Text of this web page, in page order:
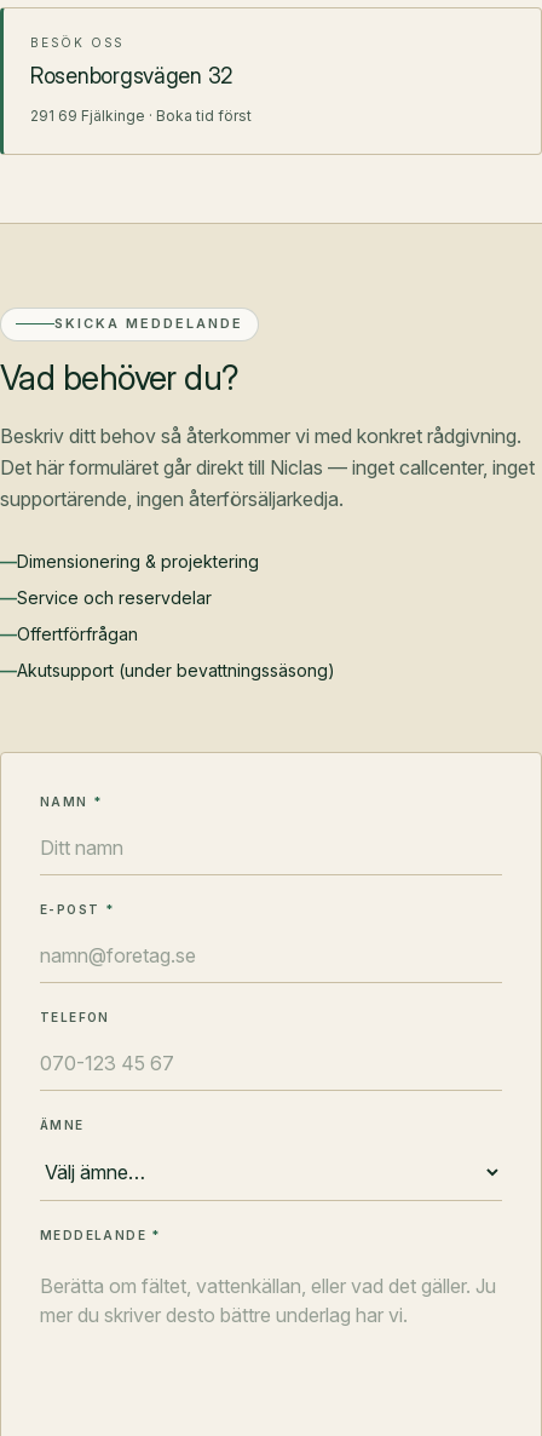
BESÖK OSS
Rosenborgsvägen 32
291 69 Fjälkinge · Boka tid först
SKICKA MEDDELANDE
Vad behöver du?
Beskriv ditt behov så återkommer vi med konkret rådgivning.
Det här formuläret går direkt till Niclas — inget callcenter, inget
supportärende, ingen återförsäljarkedja.
—Dimensionering & projektering
—Service och reservdelar
—Offertförfrågan
—Akutsupport (under bevattningssäsong)
NAMN *
E-POST *
TELEFON
ÄMNE
MEDDELANDE *